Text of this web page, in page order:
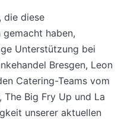
die diese
haben,
Unterstützung bei
Bresgen, Leon
Catering-Teams vom
The Big Fry Up und La
unserer aktuellen